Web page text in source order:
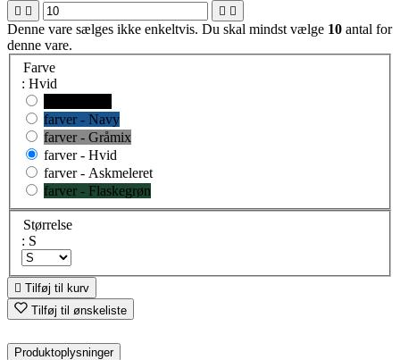
   
Denne vare sælges ikke enkeltvis. Du skal mindst vælge 10 antal for
denne vare.
Farve
: Hvid
farver - Navy
farver - Gråmix
farver - Hvid
farver - Askmeleret
farver - Flaskegrøn
Størrelse
: S
 Tilføj til kurv
Tilføj til ønskeliste
Produktoplysninger